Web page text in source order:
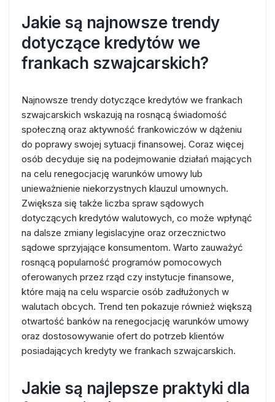
Jakie są najnowsze trendy
dotyczące kredytów we
frankach szwajcarskich?
Najnowsze trendy dotyczące kredytów we frankach
szwajcarskich wskazują na rosnącą świadomość
społeczną oraz aktywność frankowiczów w dążeniu
do poprawy swojej sytuacji finansowej. Coraz więcej
osób decyduje się na podejmowanie działań mających
na celu renegocjację warunków umowy lub
unieważnienie niekorzystnych klauzul umownych.
Zwiększa się także liczba spraw sądowych
dotyczących kredytów walutowych, co może wpłynąć
na dalsze zmiany legislacyjne oraz orzecznictwo
sądowe sprzyjające konsumentom. Warto zauważyć
rosnącą popularność programów pomocowych
oferowanych przez rząd czy instytucje finansowe,
które mają na celu wsparcie osób zadłużonych w
walutach obcych. Trend ten pokazuje również większą
otwartość banków na renegocjację warunków umowy
oraz dostosowywanie ofert do potrzeb klientów
posiadających kredyty we frankach szwajcarskich.
Jakie są najlepsze praktyki dla